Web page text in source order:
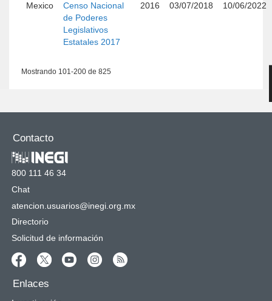
Mexico
Censo Nacional
de Poderes
Legislativos
Estatales 2017
2016 03/07/2018 10/06/2022
Mostrando 101-200 de 825
Contacto
800 111 46 34
Chat
atencion.usuarios@inegi.org.mx
Directorio
Solicitud de información
Enlaces